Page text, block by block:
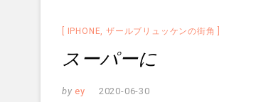
IPHONE,ザールブリュッケンの街角
スーパーに
by ey 2020-06-30